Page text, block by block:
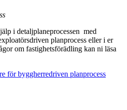
i detaljplaneprocessen med
planprocess eller i er
om fastighetsförädling kan ni läsa
för byggherredriven planprocess